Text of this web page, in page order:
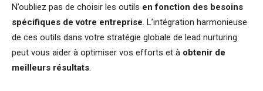
N’oubliez pas de choisir les outils en fonction des besoins
spécifiques de votre entreprise. L’intégration harmonieuse
de ces outils dans votre stratégie globale de lead nurturing
peut vous aider à optimiser vos efforts et à obtenir de
meilleurs résultats.